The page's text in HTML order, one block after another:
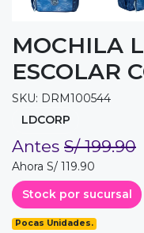
MOCHILA
ESCOLAR
SKU: DRM100544
LDCORP
Antes S/ 199.90
Ahora S/ 119.90
Stock por sucursal
Pocas Unidades.